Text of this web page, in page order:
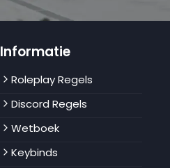
Informatie
Roleplay Regels
Discord Regels
Wetboek
Keybinds